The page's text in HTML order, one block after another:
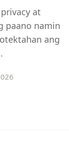
at
paano namin
ang